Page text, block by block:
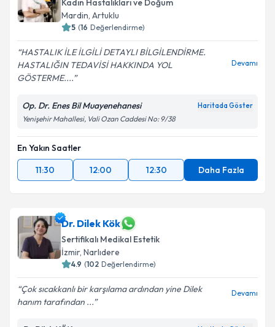
Kadın Hastalıkları ve Doğum
Mardin,Artuklu
( Değerlendirme)
HASTALIK İLE İLGİLİ DETAYLI BİLGİLENDİRME.
HASTALIĞIN TEDAVİSİ HAKKINDA YOL
GÖSTERME....
Op. Dr. Enes Bil Muayenehanesi
Yenişehir Mahallesi, Vali Ozan Caddesi No: 9/38
En Yakın Saatler
11:30
12:00 12:30 Daha Fazla
Dr. Dilek Kök
Sertifikalı Medikal Estetik
İzmir, Narlıdere
( Değerlendirme)
Çok sıcakkanlı bir karşılama ardından yine Dilek
hanım tarafından ...